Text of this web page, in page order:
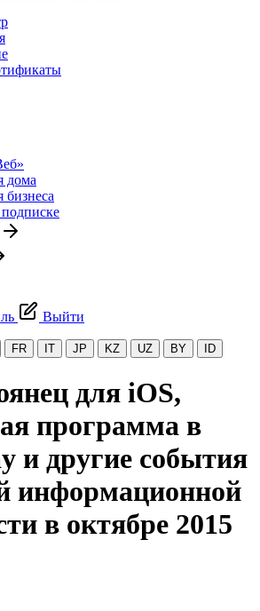
дома
Выйти
FR IT JP KZ UZ BY ID
для iOS,
программа в
и другие события
информационной
в октябре 2015